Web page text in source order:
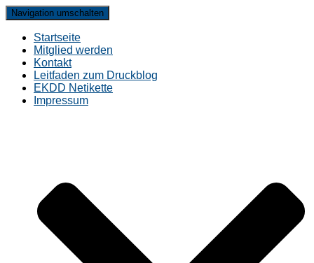
Navigation umschalten
Startseite
Mitglied werden
Kontakt
Leitfaden zum Druckblog
EKDD Netikette
Impressum